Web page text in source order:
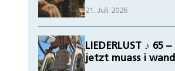
21. Juli 2026
LIEDERLUST ♪ 65
jetzt muass i